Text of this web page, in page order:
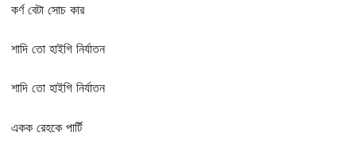
কর্ণ বেটা সোচ কার
শাদি তো হাইগি নির্যাতন
শাদি তো হাইগি নির্যাতন
একক রেহকে পার্টি